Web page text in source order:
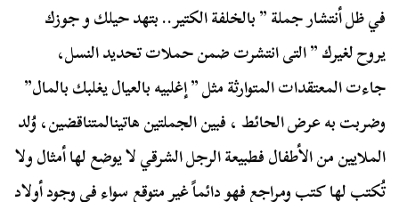
في ظل أنتشار جملة ” بالخلفة الكتير.. بتهد حيلك و جوزك
يروح لغيرك ” التى انتشرت ضمن حملات تحديد النسل،
جاءت المعتقدات المتوارثة مثل ” إغلبيه بالعيال يغلبك بالمال”
وضربت به عرض الحائط ، فبين الجملتين هاتينالمتناقضين، وُلد
الملايين من الأطفال فطبيعة الرجل الشرقي لا يوضع لها أمثال ولا
تُكتب لها كتب ومراجع فهو دائماً غير متوقع سواء في وجود أولاد